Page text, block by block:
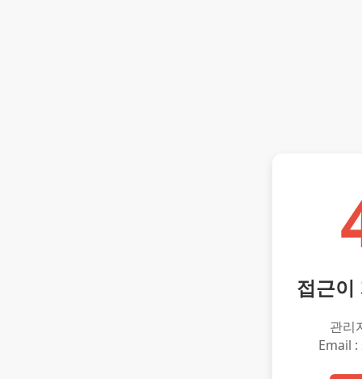
접근이
관리
Email